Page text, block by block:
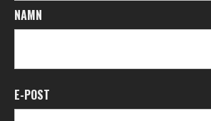
NAMN
E-POST